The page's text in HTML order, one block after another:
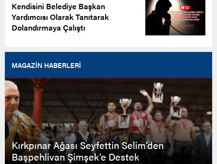
Kendisini Belediye Başkan
Yardımcısı Olarak Tanıtarak
Dolandırmaya Çalıştı
MAGAZİN HABERLERİ
Kırkpınar Ağası Seyfettin Selim’den
Başpehlivan Şimşek’e Destek